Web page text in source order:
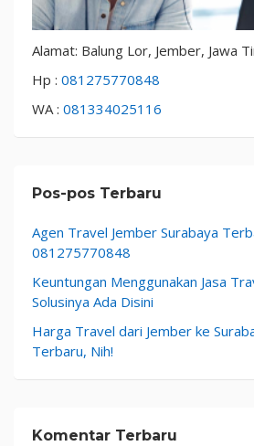
Alamat: Balung Lor, Jember, Jawa
Hp : 081275770848
WA : 081334025116
Pos-pos Terbaru
Agen Travel Jember Surabaya
081275770848
Keuntungan Menggunakan Jasa
Solusinya Ada Disini
Harga Travel dari Jember ke
Terbaru, Nih!
Komentar Terbaru